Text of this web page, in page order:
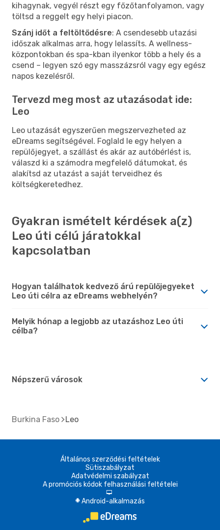
kihagynak, vegyél részt egy főzőtanfolyamon, vagy
töltsd a reggelt egy helyi piacon.
Szánj időt a feltöltődésre: A csendesebb utazási
időszak alkalmas arra, hogy lelassíts. A wellness-
központokban és spa-kban ilyenkor több a hely és a
csend – legyen szó egy masszázsról vagy egy egész
napos kezelésről.
Tervezd meg most az utazásodat ide:
Leo
Leo utazását egyszerűen megszervezheted az
eDreams segítségével. Foglald le egy helyen a
repülőjegyet, a szállást és akár az autóbérlést is,
válaszd ki a számodra megfelelő dátumokat, és
alakítsd az utazást a saját terveidhez és
költségkeretedhez.
Gyakran ismételt kérdések a(z)
Leo úti célú járatokkal
kapcsolatban
Hogyan találhatok kedvező árú repülőjegyeket
Leo úti célra az eDreams webhelyén?
Melyik hónap a legjobb az utazáshoz Leo úti
célba?
Népszerű városok
Burkina Faso Leo
Általános szerződési feltételek
Sütiszabályzat
Adatvédelmi szabályzat
A promóciós kódok felhasználási feltételei
d
A Android-alkalmazás